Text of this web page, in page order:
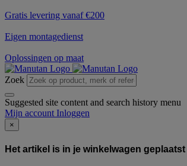
Gratis levering vanaf €200
Eigen montagedienst
Oplossingen op maat
Zoek
Suggested site content and search history menu
Mijn account Inloggen
×
Het artikel is in je winkelwagen geplaatst